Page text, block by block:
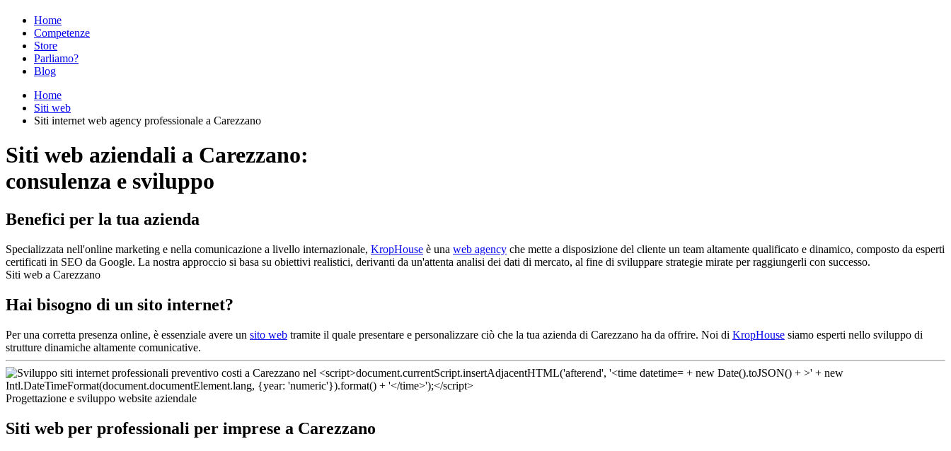
Home
Competenze
Store
Parliamo?
Blog
Home
Siti web
Siti internet web agency professionale a Carezzano
Siti web aziendali a Carezzano:
consulenza e sviluppo
Benefici per la tua azienda
Specializzata nell'online marketing e nella comunicazione a livello internazionale, KropHouse è una web agency che mette a disposizione del cliente un team altamente qualificato e dinamico, composto da esperti
certificati in SEO da Google. La nostra approccio si basa su obiettivi realistici, derivanti da un'attenta analisi dei dati di mercato, al fine di sviluppare strategie mirate per raggiungerli con successo.
Siti web a Carezzano
Hai bisogno di un sito internet?
Per una corretta presenza online, è essenziale avere un sito web tramite il quale presentare e personalizzare ciò che la tua azienda di Carezzano ha da offrire. Noi di KropHouse siamo esperti nello sviluppo di
strutture dinamiche altamente comunicative.
Progettazione e sviluppo website aziendale
Siti web per professionali per imprese a Carezzano